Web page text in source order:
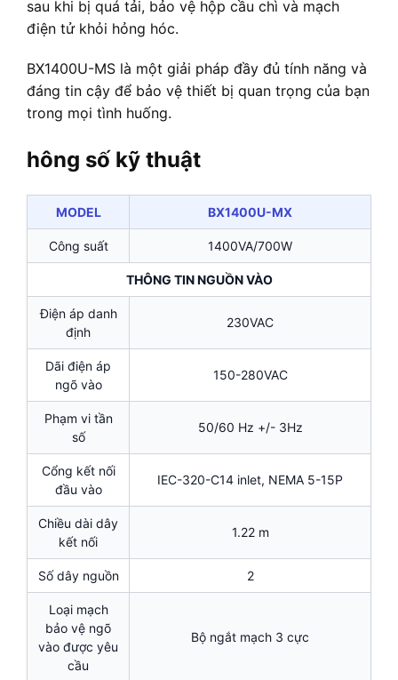
sau khi bị quá tải, bảo vệ hộp cầu chì và mạch
điện tử khỏi hỏng hóc.
BX1400U-MS là một giải pháp đầy đủ tính năng và
đáng tin cậy để bảo vệ thiết bị quan trọng của bạn
trong mọi tình huống.
hông số kỹ thuật
MODEL BX1400U-MX
Công suất 1400VA/700W
THÔNG TIN NGUỒN VÀO
Điện áp danh
định
230VAC
Dãi điện áp
ngõ vào
150-280VAC
Phạm vi tần
số
50/60 Hz +/- 3Hz
Cổng kết nối
đầu vào
IEC-320-C14 inlet, NEMA 5-15P
Chiều dài dây
kết nối
1.22 m
Số dây nguồn 2
Loại mạch
bảo vệ ngõ
vào được yêu
cầu
Bộ ngắt mạch 3 cực